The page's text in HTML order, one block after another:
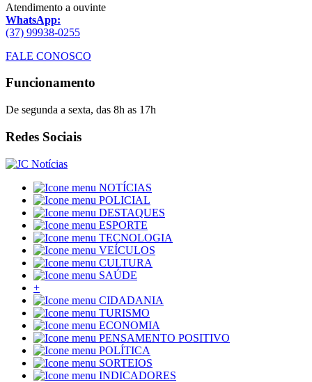
Atendimento a ouvinte
WhatsApp:
(37) 99938-0255
FALE CONOSCO
Funcionamento
De segunda a sexta, das 8h as 17h
Redes Sociais
NOTÍCIAS
POLICIAL
DESTAQUES
ESPORTE
TECNOLOGIA
VEÍCULOS
CULTURA
SAÚDE
+
CIDADANIA
TURISMO
ECONOMIA
PENSAMENTO POSITIVO
POLÍTICA
SORTEIOS
INDICADORES